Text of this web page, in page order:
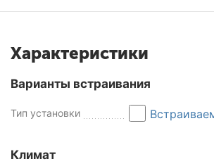
Характеристики
Варианты встраивания
Тип установки
Климат